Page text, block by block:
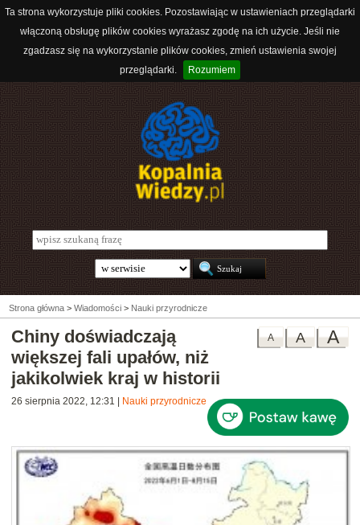
Ta strona wykorzystuje pliki cookies. Pozostawiając w ustawieniach przeglądarki
włączoną obsługę plików cookies wyrażasz zgodę na ich użycie. Jeśli nie
zgadzasz się na wykorzystanie plików cookies, zmień ustawienia swojej
przeglądarki.
Rozumiem
Strona główna > Wiadomości > Nauki przyrodnicze
A
A
A
Chiny doświadczają
większej fali upałów, niż
jakikolwiek kraj w historii
26 sierpnia 2022, 12:31 Nauki przyrodnicze